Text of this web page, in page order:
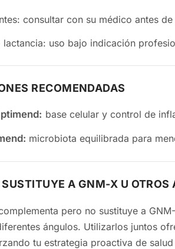
consultar con su médico antes de
lactancia: uso bajo indicación
RECOMENDADAS
base celular y control de
microbiota equilibrada para
A GNM-X U OTROS
pero no sustituye a
ofrece una cobertura más
completa,